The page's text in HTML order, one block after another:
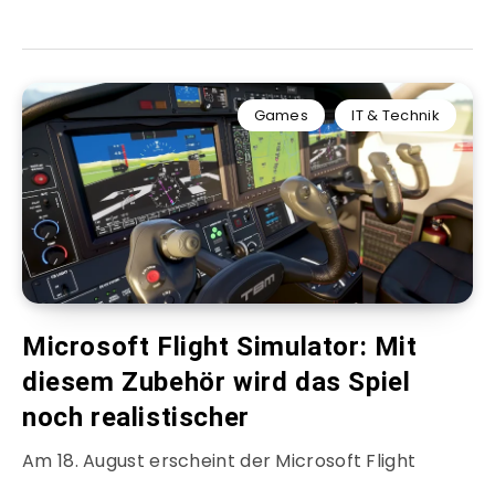
Games IT & Technik
Microsoft Flight Simulator: Mit
diesem Zubehör wird das Spiel
noch realistischer
Am 18. August erscheint der Microsoft Flight